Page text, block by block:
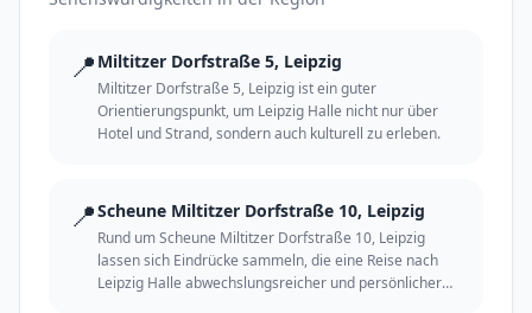
📍 Miltitzer Dorfstraße 5, Leipzig
Miltitzer Dorfstraße 5, Leipzig ist ein guter
Orientierungspunkt, um Leipzig Halle nicht nur über
Hotel und Strand, sondern auch kulturell zu erleben.
📍Scheune Miltitzer Dorfstraße 10, Leipzig
Rund um Scheune Miltitzer Dorfstraße 10, Leipzig
lassen sich Eindrücke sammeln, die eine Reise nach
Leipzig Halle abwechslungsreicher und persönlicher